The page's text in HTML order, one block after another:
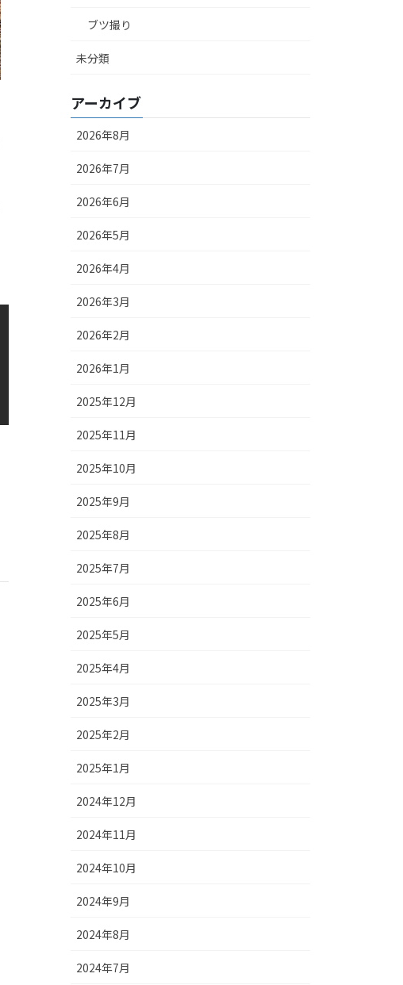
ブツ撮り
未分類
アーカイブ
2026年8月
2026年7月
2026年6月
2026年5月
2026年4月
2026年3月
2026年2月
2026年1月
2025年12月
2025年11月
2025年10月
2025年9月
2025年8月
2025年7月
2025年6月
2025年5月
2025年4月
2025年3月
2025年2月
2025年1月
2024年12月
2024年11月
2024年10月
2024年9月
2024年8月
2024年7月